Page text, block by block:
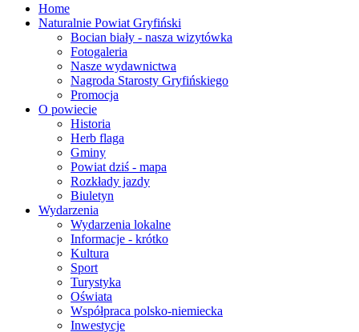
Home
Naturalnie Powiat Gryfiński
Bocian biały - nasza wizytówka
Fotogaleria
Nasze wydawnictwa
Nagroda Starosty Gryfińskiego
Promocja
O powiecie
Historia
Herb flaga
Gminy
Powiat dziś - mapa
Rozkłady jazdy
Biuletyn
Wydarzenia
Wydarzenia lokalne
Informacje - krótko
Kultura
Sport
Turystyka
Oświata
Współpraca polsko-niemiecka
Inwestycje